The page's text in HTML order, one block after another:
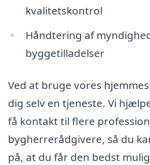
kvalitetskontrol
Håndtering af
byggetilladelser
Ved at bruge vores
dig selv en tjeneste. Vi
få kontakt til flere
bygherrerådgivere, så du
på, at du får den bedst